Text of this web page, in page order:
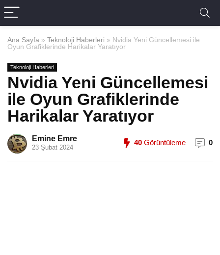
Ana Sayfa » Teknoloji Haberleri » Nvidia Yeni Güncellemesi ile
Oyun Grafiklerinde Harikalar Yaratıyor
Teknoloji Haberleri
Nvidia Yeni Güncellemesi
ile Oyun Grafiklerinde
Harikalar Yaratıyor
Emine Emre
23 Şubat 2024
40 Görüntüleme 0